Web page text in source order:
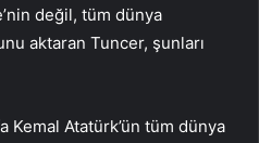
değil, tüm dünya
aktaran Tuncer, şunları
Kemal Atatürk’ün tüm dünya